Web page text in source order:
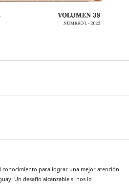
conocimiento para lograr una mejor atención
Un desafío alcanzable si nos lo